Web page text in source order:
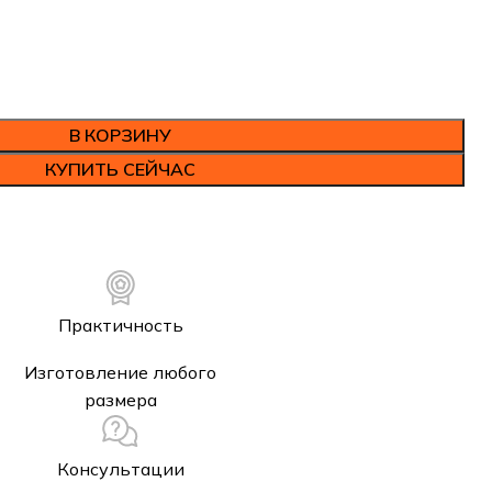
В КОРЗИНУ
КУПИТЬ СЕЙЧАС
Практичность
Изготовление любого
размера
Консультации